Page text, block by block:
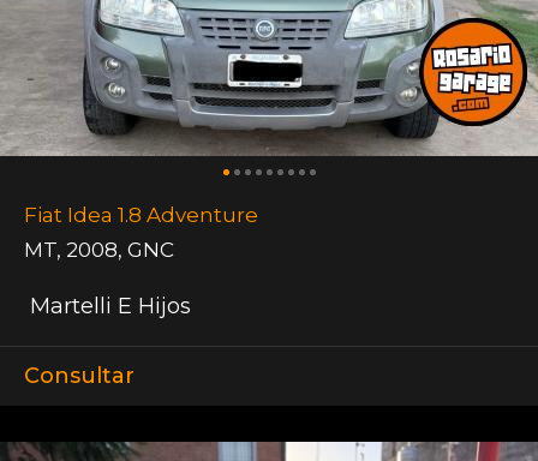
Fiat Idea 1.8 Adventure
MT, 2008, GNC
Martelli E Hijos
Consultar